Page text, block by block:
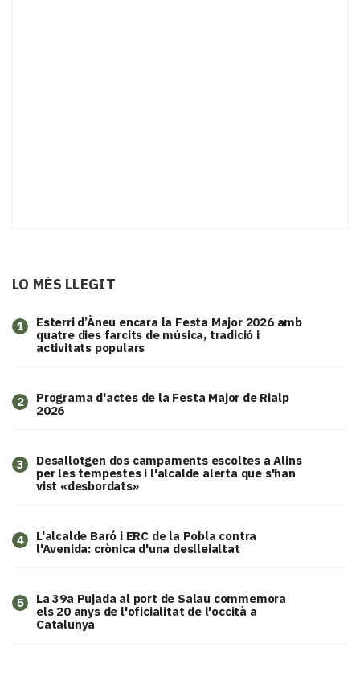
LO MÉS LLEGIT
1
Esterri d’Àneu encara la Festa Major 2026 amb
quatre dies farcits de música, tradició i
activitats populars
2
Programa d'actes de la Festa Major de Rialp
2026
3
​Desallotgen dos campaments escoltes a Alins
per les tempestes i l'alcalde alerta que s'han
vist «desbordats»
4
L'alcalde Baró i ERC de la Pobla contra
l'Avenida: crònica d'una deslleialtat
5
​La 39a Pujada al port de Salau commemora
els 20 anys de l'oficialitat de l'occità a
Catalunya